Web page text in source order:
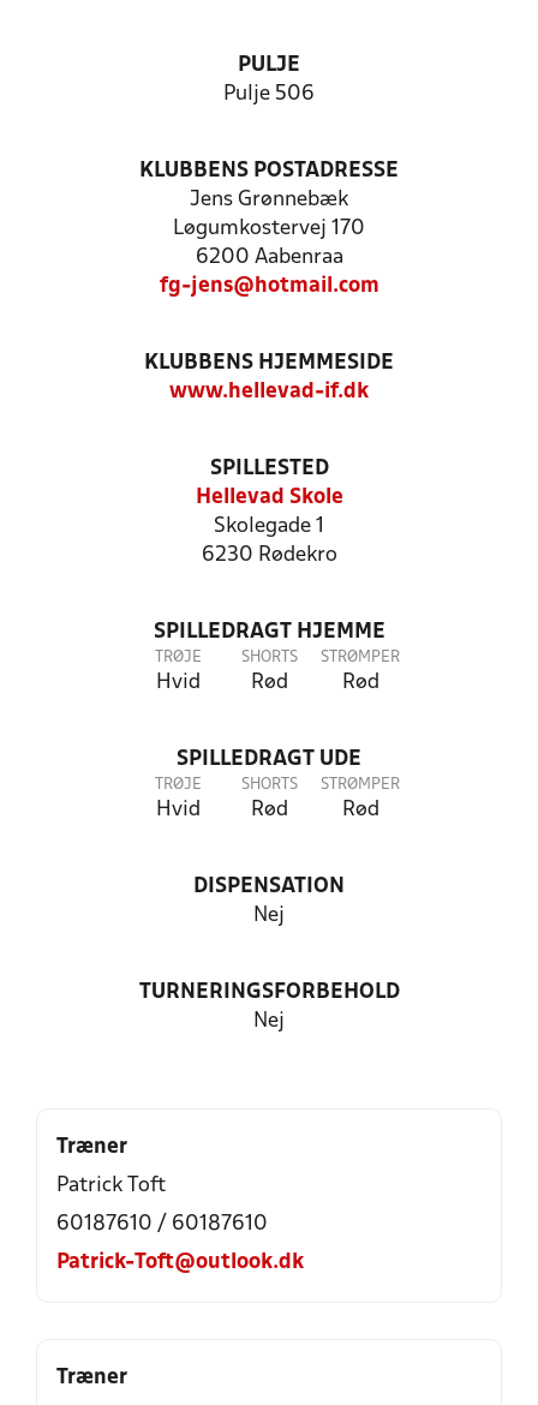
PULJE
Pulje 506
KLUBBENS POSTADRESSE
Jens Grønnebæk
Løgumkostervej 170
6200 Aabenraa
fg-jens@hotmail.com
KLUBBENS HJEMMESIDE
www.hellevad-if.dk
SPILLESTED
Hellevad Skole
Skolegade 1
6230 Rødekro
SPILLEDRAGT HJEMME
TRØJE
Hvid
SHORTS
Rød
STRØMPER
Rød
SPILLEDRAGT UDE
TRØJE
Hvid
SHORTS
Rød
STRØMPER
Rød
DISPENSATION
Nej
TURNERINGSFORBEHOLD
Nej
Træner
Patrick Toft
60187610 / 60187610
Patrick-Toft@outlook.dk
Træner